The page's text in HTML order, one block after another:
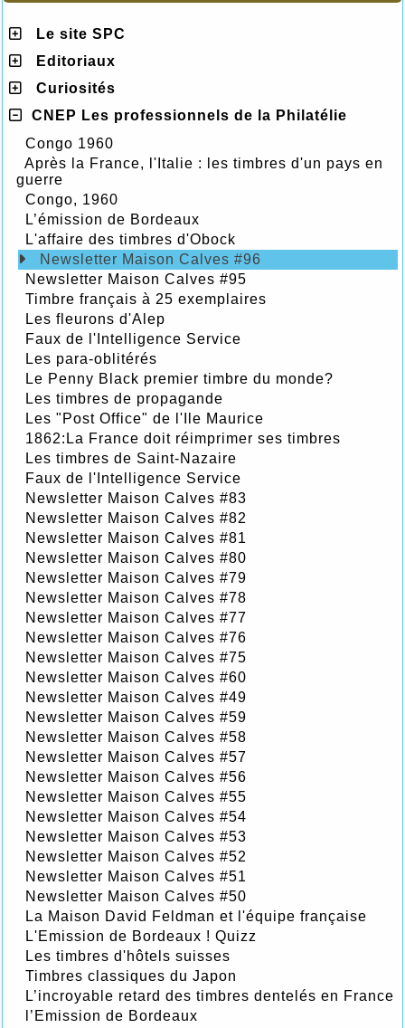
Le site SPC
Editoriaux
Curiosités
CNEP Les professionnels de la Philatélie
Congo 1960
Après la France, l'Italie : les timbres d'un pays en
guerre
Congo, 1960
L’émission de Bordeaux
L'affaire des timbres d'Obock
Newsletter Maison Calves #96
Newsletter Maison Calves #95
Timbre français à 25 exemplaires
Les fleurons d'Alep
Faux de l'Intelligence Service
Les para-oblitérés
Le Penny Black premier timbre du monde?
Les timbres de propagande
Les "Post Office" de l'Ile Maurice
1862:La France doit réimprimer ses timbres
Les timbres de Saint-Nazaire
Faux de l'Intelligence Service
Newsletter Maison Calves #83
Newsletter Maison Calves #82
Newsletter Maison Calves #81
Newsletter Maison Calves #80
Newsletter Maison Calves #79
Newsletter Maison Calves #78
Newsletter Maison Calves #77
Newsletter Maison Calves #76
Newsletter Maison Calves #75
Newsletter Maison Calves #60
Newsletter Maison Calves #49
Newsletter Maison Calves #59
Newsletter Maison Calves #58
Newsletter Maison Calves #57
Newsletter Maison Calves #56
Newsletter Maison Calves #55
Newsletter Maison Calves #54
Newsletter Maison Calves #53
Newsletter Maison Calves #52
Newsletter Maison Calves #51
Newsletter Maison Calves #50
La Maison David Feldman et l'équipe française
L'Emission de Bordeaux ! Quizz
Les timbres d'hôtels suisses
Timbres classiques du Japon
L’incroyable retard des timbres dentelés en France
l’Emission de Bordeaux